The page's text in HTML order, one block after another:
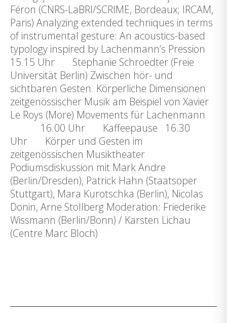
Féron (CNRS-LaBRI/SCRIME, Bordeaux; IRCAM,
Paris) Analyzing extended techniques in terms
of instrumental gesture: An acoustics-based
typology inspired by Lachenmann’s Pression
15.15 Uhr Stephanie Schroedter (Freie
Universität Berlin) Zwischen hör- und
sichtbaren Gesten. Körperliche Dimensionen
zeitgenössischer Musik am Beispiel von Xavier
Le Roys (More) Movements für Lachenmann
16.00 Uhr Kaffeepause 16.30
Uhr Körper und Gesten im
zeitgenössischen Musiktheater
Podiumsdiskussion mit Mark Andre
(Berlin/Dresden), Patrick Hahn (Staatsoper
Stuttgart), Mara Kurotschka (Berlin), Nicolas
Donin, Arne Stollberg Moderation: Friederike
Wissmann (Berlin/Bonn) / Karsten Lichau
(Centre Marc Bloch)